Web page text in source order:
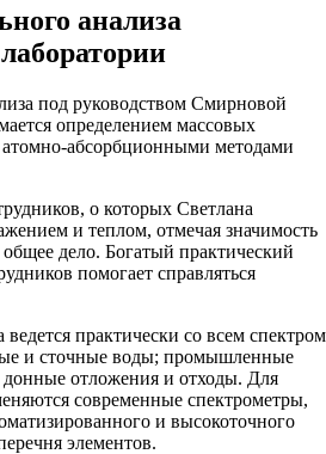
анализа
под руководством Смирновой
определением массовых
абсорбционными методами
о которых Светлана
и теплом, отмечая значимость
дело. Богатый практический
помогает справляться
ведется практически со всем спектром
и сточные воды; промышленные
отложения и отходы. Для
современные спектрометры,
и высокоточного
элементов.